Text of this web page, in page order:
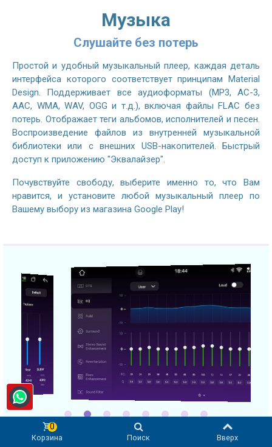
Музыка
Слушайте без потерь
Простой и удобный музыкальный плеер, каждая деталь
интерфейса которого соответствует принципам Material
Design. Поддерживает все аудиоформаты (MP3, AC-3,
AAC, WMA, WAV, OGG и т.д.), включая файлы FLAC без
потерь. Отображает теги альбомов, исполнителей и песен.
Воспроизведение файлов из внутренней музыкальной
библиотеки или с внешних USB-накопителей. Быстрый
доступ к приложению "Эквалайзер".
Почувствуйте свободу, выберите именно то, что Вам
нравится, и установите любой музыкальный плеер по
Вашему выбору из магазина Google Play!
Корзина
0
Поиск Вверх